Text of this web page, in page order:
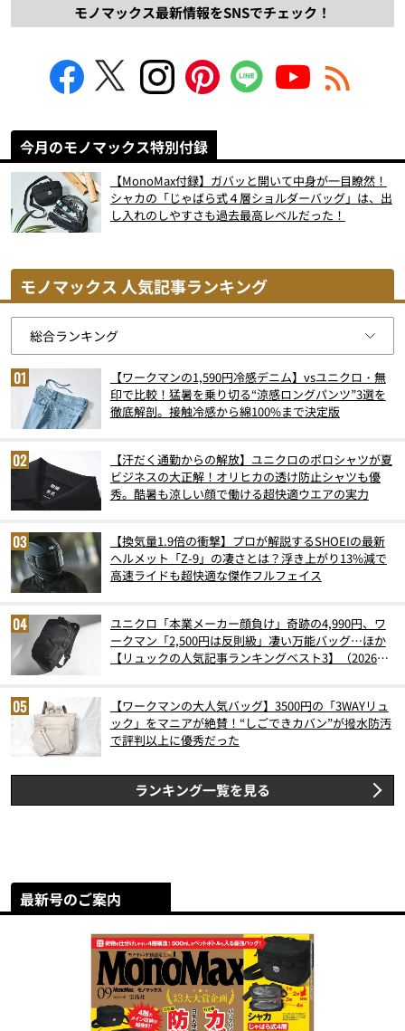
モノマックス最新情報をSNSでチェック！
今月のモノマックス特別付録
【MonoMax付録】ガバッと開いて中身が一目瞭然！
シャカの「じゃばら式４層ショルダーバッグ」は、出
し入れのしやすさも過去最高レベルだった！
モノマックス 人気記事ランキング
【ワークマンの1,590円冷感デニム】vsユニクロ・無
印で比較！猛暑を乗り切る“涼感ロングパンツ”3選を
徹底解剖。接触冷感から綿100%まで決定版
【汗だく通勤からの解放】ユニクロのポロシャツが夏
ビジネスの大正解！オリヒカの透け防止シャツも優
秀。酷暑も涼しい顔で働ける超快適ウエアの実力
【換気量1.9倍の衝撃】プロが解説するSHOEIの最新
ヘルメット「Z-9」の凄さとは？浮き上がり13%減で
高速ライドも超快適な傑作フルフェイス
ユニクロ「本業メーカー顔負け」奇跡の4,990円、ワ
ークマン「2,500円は反則級」凄い万能バッグ…ほか
【リュックの人気記事ランキングベスト3】（2026年
【ワークマンの大人気バッグ】3500円の「3WAYリュ
ック」をマニアが絶賛！“しごできカバン”が撥水防汚
で評判以上に優秀だった
ランキング一覧を見る
最新号のご案内